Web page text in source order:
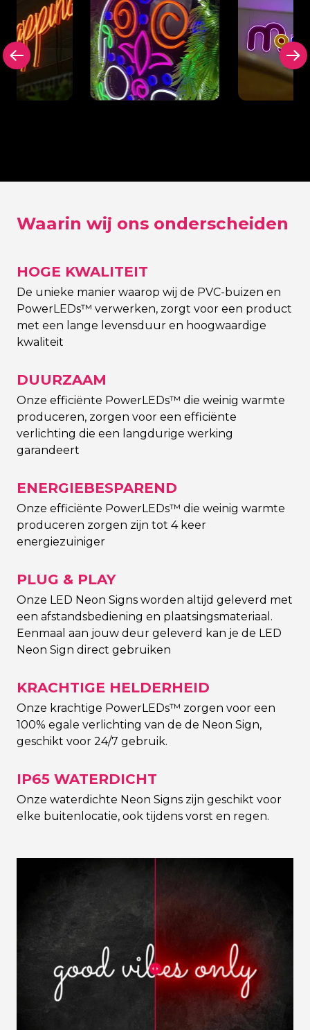
Waarin wij ons onderscheiden
HOGE KWALITEIT
De unieke manier waarop wij de PVC-buizen en
PowerLEDs™ verwerken, zorgt voor een product
met een lange levensduur en hoogwaardige
kwaliteit
DUURZAAM
Onze efficiënte PowerLEDs™ die weinig warmte
produceren, zorgen voor een efficiënte
verlichting die een langdurige werking
garandeert
ENERGIEBESPAREND
Onze efficiënte PowerLEDs™ die weinig warmte
produceren zorgen zijn tot 4 keer
energiezuiniger
PLUG & PLAY
Onze LED Neon Signs worden altijd geleverd met
een afstandsbediening en plaatsingsmateriaal.
Eenmaal aan jouw deur geleverd kan je de LED
Neon Sign direct gebruiken
KRACHTIGE HELDERHEID
Onze krachtige PowerLEDs™ zorgen voor een
100% egale verlichting van de de Neon Sign,
geschikt voor 24/7 gebruik.
IP65 WATERDICHT
Onze waterdichte Neon Signs zijn geschikt voor
elke buitenlocatie, ook tijdens vorst en regen.